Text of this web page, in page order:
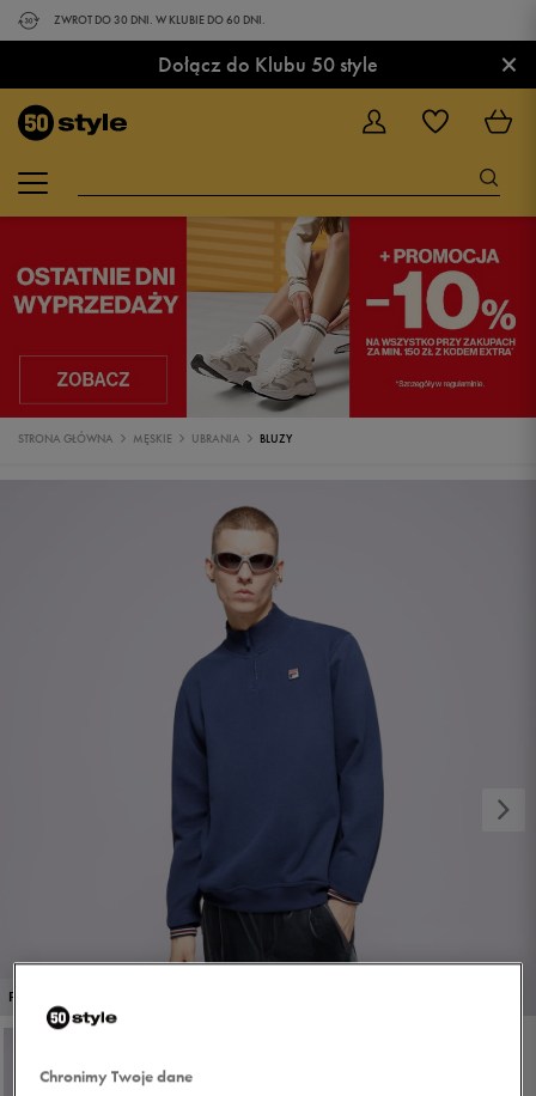
ZWROT DO 30 DNI. W KLUBIE DO 60 DNI.
Dołącz do Klubu 50 style ×
STRONA GŁÓWNA MĘSKIE UBRANIA BLUZY
PROMO: DO -30%
Chronimy Twoje dane